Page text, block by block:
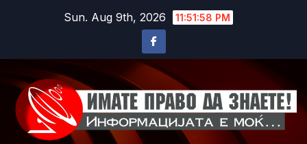
Sun. Aug 9th, 2026 11:52:01 PM